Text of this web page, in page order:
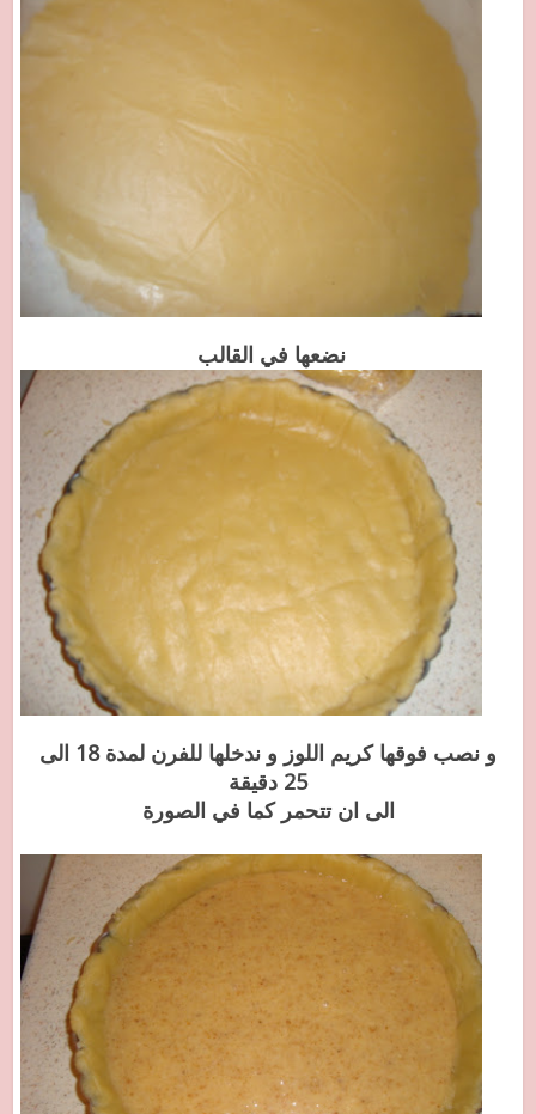
نضعها في القالب
و نصب فوقها كريم اللوز و ندخلها للفرن لمدة 18 الى
25 دقيقة
الى ان تتحمر كما في الصورة